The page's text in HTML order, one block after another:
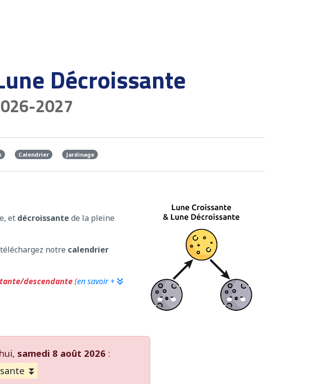
Décroissante
2027
Calendrier Jardinage
et décroissante de la pleine
notre calendrier
descendante(en savoir +
samedi 8 août 2026 :
⏬